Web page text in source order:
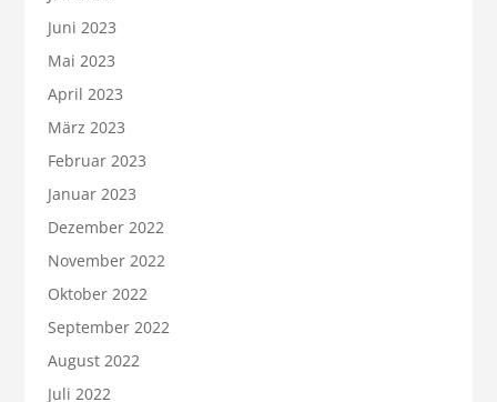
Juni 2023
Mai 2023
April 2023
März 2023
Februar 2023
Januar 2023
Dezember 2022
November 2022
Oktober 2022
September 2022
August 2022
Juli 2022